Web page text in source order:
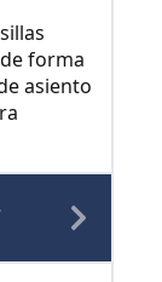
forma
asiento